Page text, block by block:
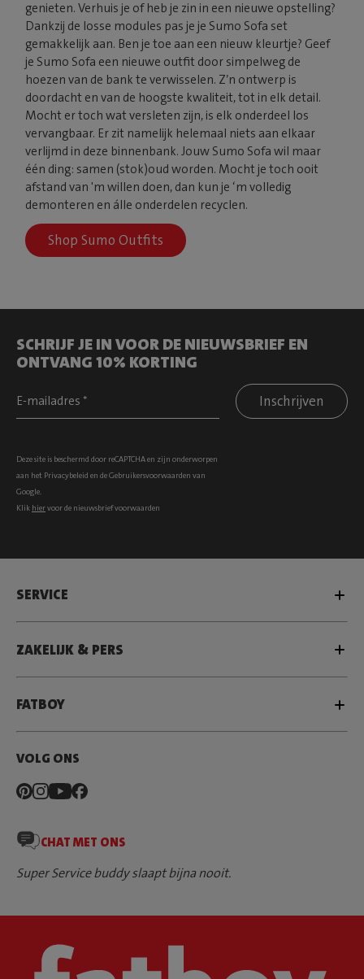
genieten. Verhuis je of heb je zin in een nieuwe opstelling?
Dankzij de losse modules pas je je Sumo Sofa set
gemakkelijk aan. Ben je toe aan een nieuw kleurtje? Geef
je Sumo Sofa een nieuwe outfit door simpelweg de
hoezen van de bank te verwisselen. Z’n ontwerp is
doordacht en van de hoogste kwaliteit, tot in elk detail.
Mocht er toch wat versleten zijn, is elk onderdeel los
vervangbaar. Er zit namelijk helemaal niets aan elkaar
verlijmd in deze binnenbank. Jouw Sumo Sofa wil maar
één ding: samen (stok)oud worden. Mocht je toch ooit
afstand van 'm willen doen, dan kun je ‘m volledig
demonteren en álle onderdelen recyclen.
Shop Sumo Outfits
SCHRIJF JE IN VOOR DE NIEUWSBRIEF EN
ONTVANG 10% KORTING
Inschrijven
Deze site is beschermd door reCAPTCHA en zijn onderworpen
aan het Privacybeleid en deGebruikersvoorwaarden van
Google.
Klik hiervoor de nieuwsbrief voorwaarden
SERVICE
ZAKELIJK & PERS
FATBOY
VOLG ONS
CHAT MET ONS
Super Service buddy slaapt bijna nooit.